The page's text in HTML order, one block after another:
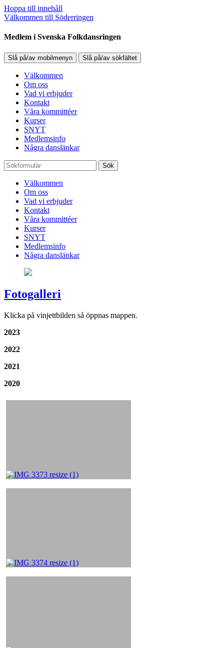
Hoppa till innehåll
Välkommen till Söderringen
Medlem i Svenska Folkdansringen
Slå på/av mobilmenyn Slå på/av sökfältet
Välkommen
Om oss
Vad vi erbjuder
Kontakt
Våra kommittéer
Kurser
SNYT
Medlemsinfo
Några danslänkar
Sök
Välkommen
Om oss
Vad vi erbjuder
Kontakt
Våra kommittéer
Kurser
SNYT
Medlemsinfo
Några danslänkar
Fotogalleri
Klicka på vinjettbilden så öppnas mappen.
2023
2022
2021
2020